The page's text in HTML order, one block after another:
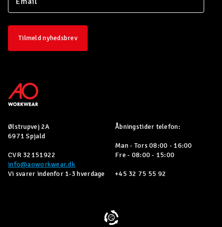
Tilmeld nyhedsbrev
Ølstrupvej 2A
6971 Spjald
CVR 32151922
info@aoworkwear.dk
Vi svarer indenfor 1-3 hverdage
Åbningstider telefon:
Man - Tors 08:00 - 16:00
Fre - 08:00 - 15:00
+45 32 75 55 92